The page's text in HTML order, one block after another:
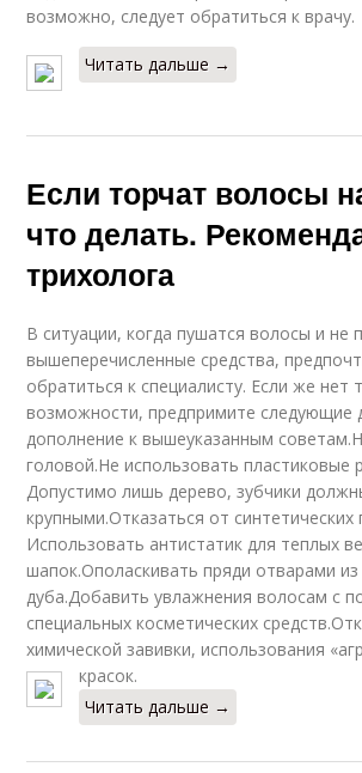
возможно, следует обратиться к врачу.
Читать дальше →
Если торчат волосы
что делать.
трихолога
В ситуации, когда пушатся волосы и не
вышеперечисленные средства,
обратиться к специалисту. Если же нет
возможности, предпримите следующие
дополнение к вышеуказанным
головой.Не использовать пластиковые
Допустимо лишь дерево, зубчики
крупными.Отказаться от
Использовать антистатик для теплых
шапок.Ополаскивать пряди отварами
дуба.Добавить увлажнения волосам с
специальных косметических
химической завивки, использования
красок.
Читать дальше →